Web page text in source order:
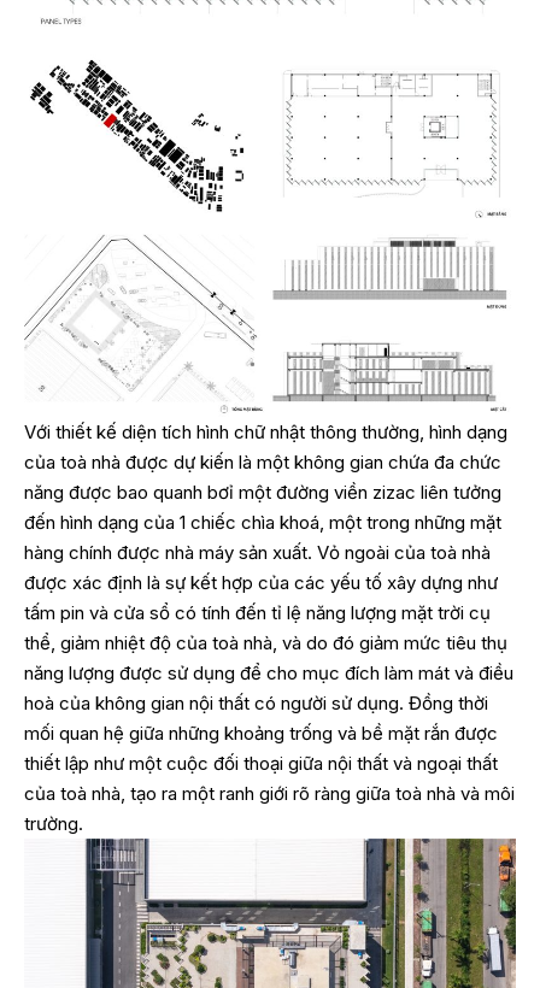
Với thiết kế diện tích hình chữ nhật thông thường, hình dạng
của toà nhà được dự kiến là một không gian chứa đa chức
năng được bao quanh bơỉ một đường viền zizac liên tưởng
đến hình dạng của 1 chiếc chìa khoá, một trong những mặt
hàng chính được nhà máy sản xuất. Vỏ ngoài của toà nhà
được xác định là sự kết hợp của các yếu tố xây dựng như
tấm pin và cửa sổ có tính đến tỉ lệ năng lượng mặt trời cụ
thể, giảm nhiệt độ của toà nhà, và do đó giảm mức tiêu thụ
năng lượng được sử dụng để cho mục đích làm mát và điều
hoà của không gian nội thất có người sử dụng. Đồng thời
mối quan hệ giữa những khoảng trống và bề mặt rắn được
thiết lập như một cuộc đối thoại giữa nội thất và ngoại thất
của toà nhà, tạo ra một ranh giới rõ ràng giữa toà nhà và môi
trường.